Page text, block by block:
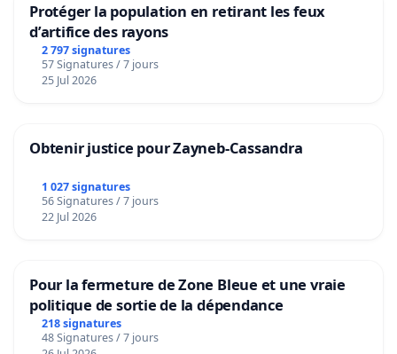
Protéger la population en retirant les feux
d’artifice des rayons
2 797 signatures
57 Signatures / 7 jours
25 Jul 2026
Obtenir justice pour Zayneb-Cassandra
1 027 signatures
56 Signatures / 7 jours
22 Jul 2026
Pour la fermeture de Zone Bleue et une vraie
politique de sortie de la dépendance
218 signatures
48 Signatures / 7 jours